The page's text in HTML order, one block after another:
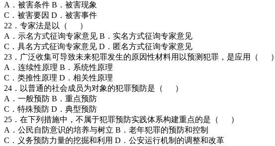
A．被害条件 B．被害现象
C．被害要因 D．被害事件
22．专家法是以（ ）
A．示名方式征询专家意见 B．实名方式征询专家意见
C．具名方式征询专家意见 D．匿名方式征询专家意见
23．广泛收集可导致未来犯罪发生的原因性材料用以预测犯罪，是应用（ ）
A．连续性原理 B．系统性原理
C．类推性原理 D．相关性原理
24．以普通的社会成员为对象的犯罪预防是（ ）
A．一般预防 B．重点预防
C．特殊预防 D．典型预防
25．在下列措施中，不属于犯罪预防实践体系构建重点的是（ ）
A．公民自防意识的培养与树立 B．老年犯罪的预防和控制
C．义务预防力量的挖掘和利用 D．公安运行机制的调整和改革